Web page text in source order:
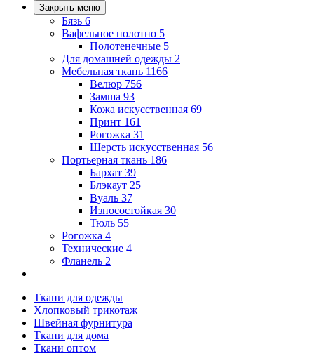
Закрыть меню
Бязь 6
Вафельное полотно 5
Полотенечные 5
Для домашней одежды 2
Мебельная ткань 1166
Велюр 756
Замша 93
Кожа искусственная 69
Принт 161
Рогожка 31
Шерсть искусственная 56
Портьерная ткань 186
Бархат 39
Блэкаут 25
Вуаль 37
Износостойкая 30
Тюль 55
Рогожка 4
Технические 4
Фланель 2
Ткани для одежды
Хлопковый трикотаж
Швейная фурнитура
Ткани для дома
Ткани оптом